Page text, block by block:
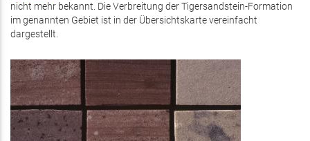
nicht mehr bekannt. Die Verbreitung der Tigersandstein-Formation
im genannten Gebiet ist in der Übersichtskarte vereinfacht
dargestellt.